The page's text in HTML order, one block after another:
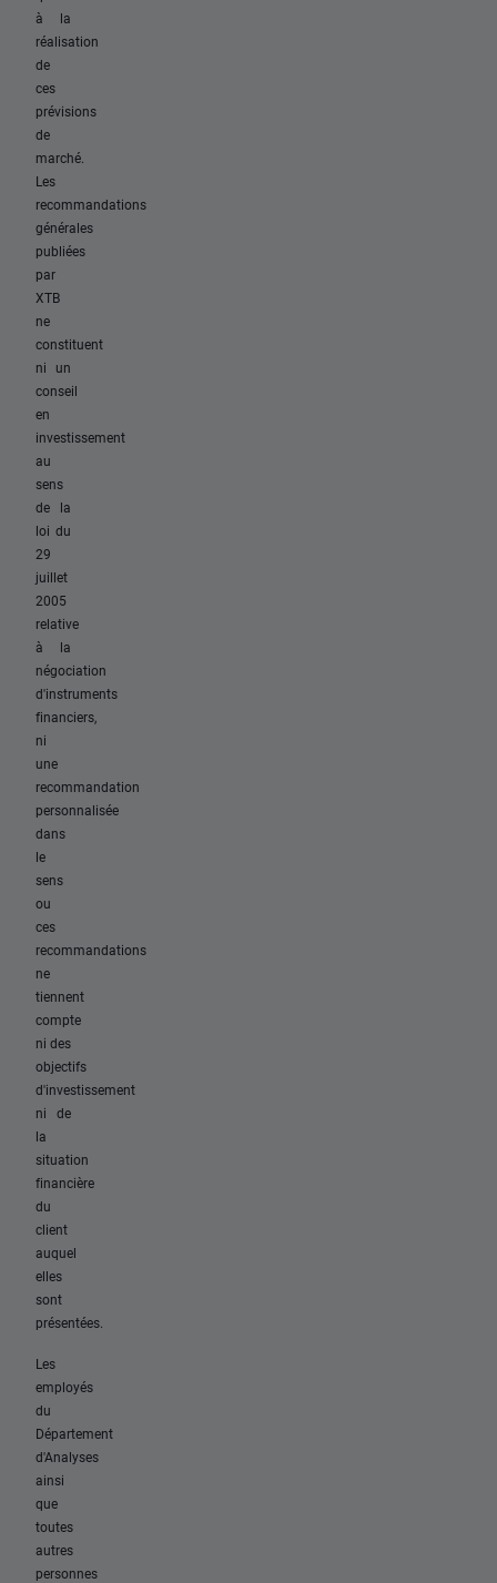
à la
réalisation
de
ces
prévisions
de
marché.
Les
recommandations
générales
publiées
par
XTB
ne
constituent
ni un
conseil
en
investissement
au
sens
de la
loi du
29
juillet
2005
relative
à la
négociation
d'instruments
financiers,
ni
une
recommandation
personnalisée
dans
le
sens
ou
ces
recommandations
ne
tiennent
compte
ni des
objectifs
d'investissement
ni de
la
situation
financière
du
client
auquel
elles
sont
présentées.
Les
employés
du
Département
d'Analyses
ainsi
que
toutes
autres
personnes